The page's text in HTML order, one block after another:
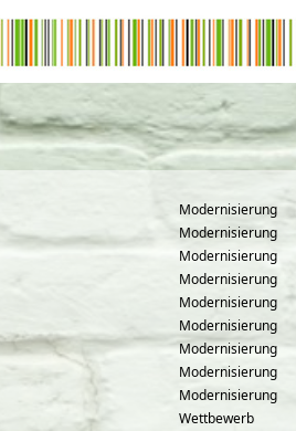
Modernisierung
Modernisierung
Modernisierung
Modernisierung
Modernisierung
Modernisierung
Modernisierung
Modernisierung
Modernisierung
Wettbewerb